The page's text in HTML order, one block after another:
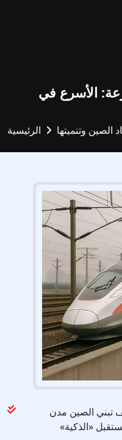
الأسرع في
الرئيسية الصين وتنميتها
تبني الصين مدن
«الذكية»